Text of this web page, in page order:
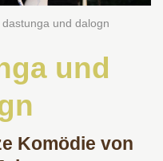
dastunga und dalogn
und
Komödie von